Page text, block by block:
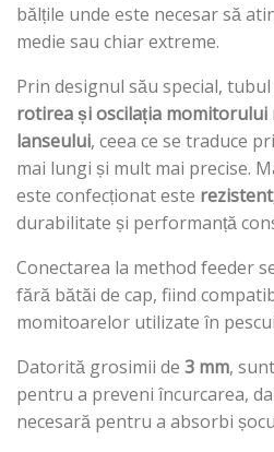
bălțile unde este necesar să
medie sau chiar extreme.
Prin designul său special,
rotirea și oscilația
lanseului, ceea ce se traduce
mai lungi și mult mai precise.
este confecționat este
durabilitate și performanță
Conectarea la method feeder
fără bătăi de cap, fiind
momitoarelor utilizate în
Datorită grosimii de 3 mm,
pentru a preveni încurcarea,
necesară pentru a absorbi